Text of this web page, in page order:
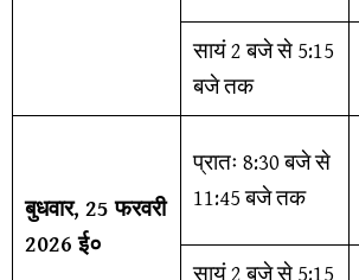
सायं 2 बजे से 5:15
बजे तक
बुधवार, 25 फरवरी
2026 ई०
प्रातः 8:30 बजे से
11:45 बजे तक
सायं 2 बजे से 5:15